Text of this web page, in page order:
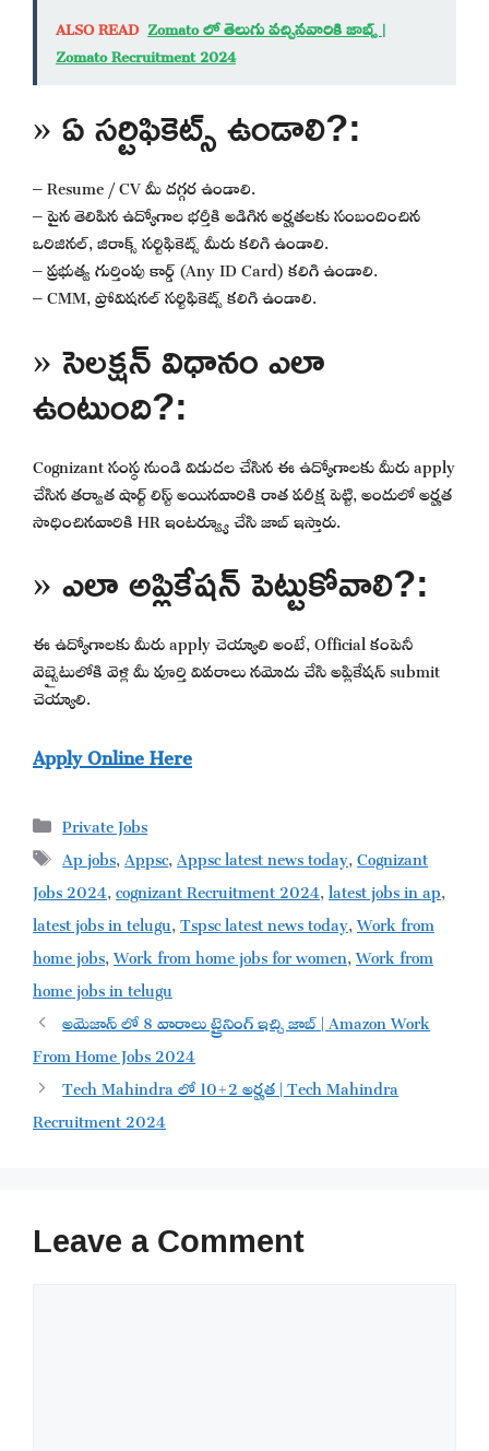
ALSO READ Zomato లో తెలుగు వచ్చినవారికి జాబ్స్ |
Zomato Recruitment 2024
» ఏ సర్టిఫికెట్స్ ఉండాలి?:
– Resume / CV మీ దగ్గర ఉండాలి.
– పైన తెలిపిన ఉద్యోగాల భర్తీకి అడిగిన అర్హతలకు సంబందించిన
ఒరిజినల్, జిరాక్స్ సర్టిఫికెట్స్ మీరు కలిగి ఉండాలి.
– ప్రభుత్వ గుర్తింపు కార్డ్ (Any ID Card) కలిగి ఉండాలి.
– CMM, ప్రోవిషనల్ సర్టిఫికెట్స్ కలిగి ఉండాలి.
» సెలక్షన్ విధానం ఎలా
ఉంటుంది?:
Cognizant సంస్థ నుండి విడుదల చేసిన ఈ ఉద్యోగాలకు మీరు apply
చేసిన తర్వాత షార్ట్ లిస్ట్ అయినవారికి రాత పరీక్ష పెట్టి, అందులో అర్హత
సాధించినవారికి HR ఇంటర్వ్యూ చేసి జాబ్ ఇస్తారు.
» ఎలా అప్లికేషన్ పెట్టుకోవాలి?:
ఈ ఉద్యోగాలకు మీరు apply చెయ్యాలి అంటే, Official కంపెనీ
వెబ్సైటులోకి వెళ్లి మీ పూర్తి వివరాలు నమోదు చేసి అప్లికేషన్ submit
చెయ్యాలి.
Apply Online Here
Categories
Private Jobs
Tags
Ap jobs,Appsc,Appsc latest news today,Cognizant
Jobs 2024,cognizant Recruitment 2024,latest jobs in ap,
latest jobs in telugu,Tspsc latest news today,Work from
home jobs,Work from home jobs for women,Work from
home jobs in telugu
అమెజాన్ లో 8 వారాలు ట్రైనింగ్ ఇచ్చి జాబ్ | Amazon Work
From Home Jobs 2024
Tech Mahindra లో 10+2 అర్హత | Tech Mahindra
Recruitment 2024
Leave a Comment